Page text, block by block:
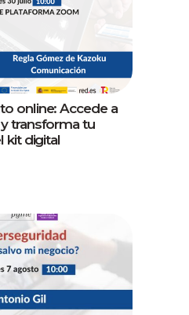
online: Accede a
transforma tu
kit digital